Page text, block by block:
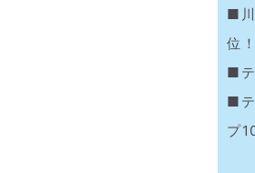
■川
位！
■テ
■テ
プ